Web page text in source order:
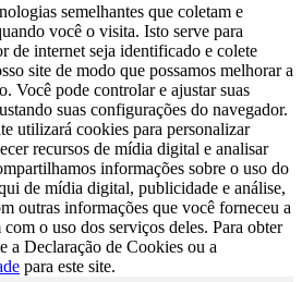
semelhantes que coletam e
você o visita. Isto serve para
de internet seja identificado e colete
site de modo que possamos melhorar a
Você pode controlar e ajustar suas
suas configurações do navegador.
utilizará cookies para personalizar
recursos de mídia digital e analisar
informações sobre o uso do
de mídia digital, publicidade e análise,
outras informações que você forneceu a
o uso dos serviços deles. Para obter
a Declaração de Cookies ou a
para este site.